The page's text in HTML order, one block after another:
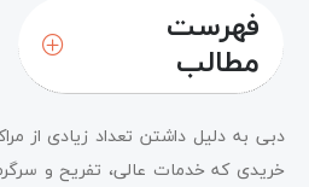
فهرست
مطالب
دبی به دلیل داشتن تعداد زیادی از
خریدی که خدمات عالی، تفریح و